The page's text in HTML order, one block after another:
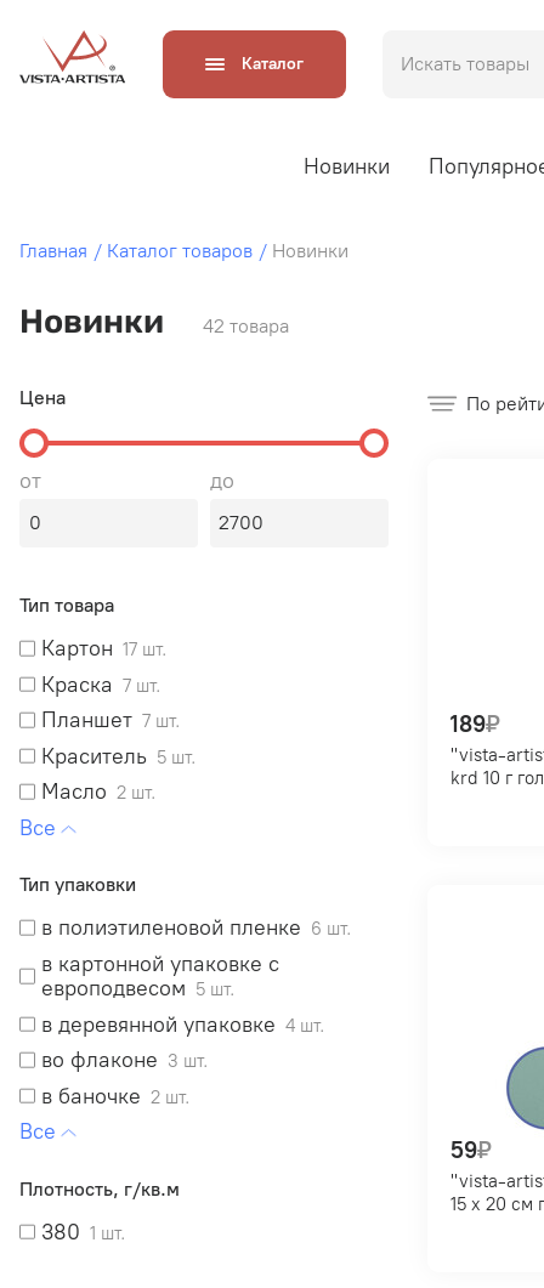
Каталог
Новинки
Главная Каталог товаров Новинки
Новинки 42 товара
Цена
от до
Тип товара
Картон 17 шт.
Краска 7 шт.
Планшет 7 шт.
Краситель 5 шт.
Масло 2 шт.
Холст
Пигмент
Лак 1 шт.
Тип упаковки
в полиэтиленовой пленке 6 шт.
в картонной упаковке с
европодвесом 5 шт.
в деревянной упаковке 4 шт.
во флаконе 3 шт.
в баночке 2 шт.
в термоусадочной пленке
в металлической коробочке
Плотность, г/кв.м
380 1 шт.
По
189₽
"vista-artista" краситель для
krd 10 г
59₽
"vista-artista" pkrt-1520
15 х 20